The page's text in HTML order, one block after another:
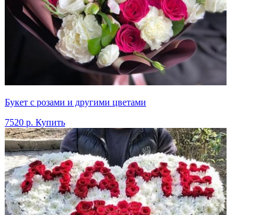
Букет с розами и другими цветами
7520 р. Купить